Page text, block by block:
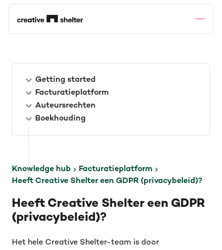
Getting started
Facturatieplatform
Auteursrechten
Boekhouding
Knowledge hub
Facturatieplatform
Heeft Creative Shelter een GDPR (privacybeleid)?
Heeft Creative Shelter een GDPR
(privacybeleid)?
Het hele Creative Shelter-team is door